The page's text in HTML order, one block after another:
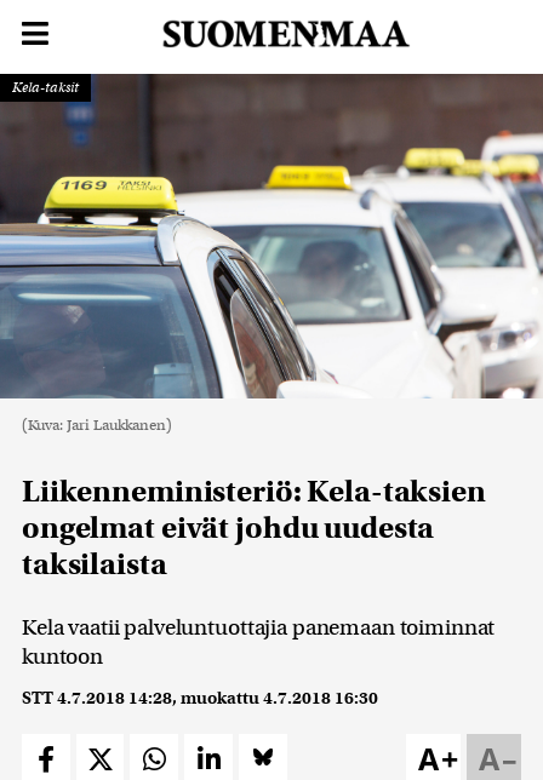
Kela-taksit
(Kuva: Jari Laukkanen)
Liikenneministeriö: Kela-taksien
ongelmat eivät johdu uudesta
taksilaista
Kela vaatii palveluntuottajia panemaan toiminnat
kuntoon
STT4.7.2018 14:28, muokattu4.7.2018 16:30
A–
A+